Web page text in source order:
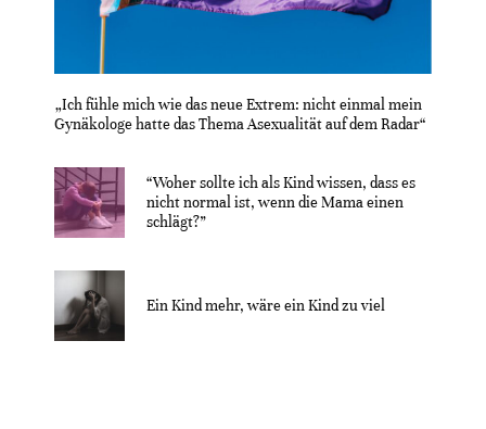
„Ich fühle mich wie das neue Extrem: nicht einmal mein
Gynäkologe hatte das Thema Asexualität auf dem Radar“
“Woher sollte ich als Kind wissen, dass es
nicht normal ist, wenn die Mama einen
schlägt?”
Ein Kind mehr, wäre ein Kind zu viel